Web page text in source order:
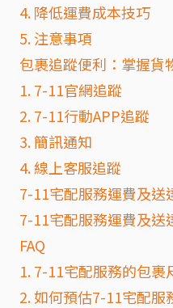
4. 降低運費成本技巧
5. 注意事項
包裹追蹤便利：掌握貨
1. 7-11官網追蹤
2. 7-11行動APP追蹤
3. 簡訊通知
4. 線上客服追蹤
7-11宅配服務運費及送
7-11宅配服務運費及送
FAQ
1. 7-11宅配服務的包裹
2. 如何預估7-11宅配服